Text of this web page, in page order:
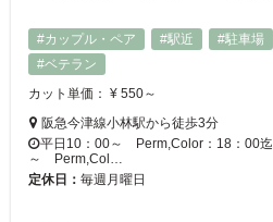
#カップル・ペア
#駅近 #駐車場
#ベテラン
カット単価： ¥ 550～
阪急今津線小林駅から徒歩3分
平日10：00～ Perm,Color：18：00
～ Perm,Col…
定休日： 毎週月曜日